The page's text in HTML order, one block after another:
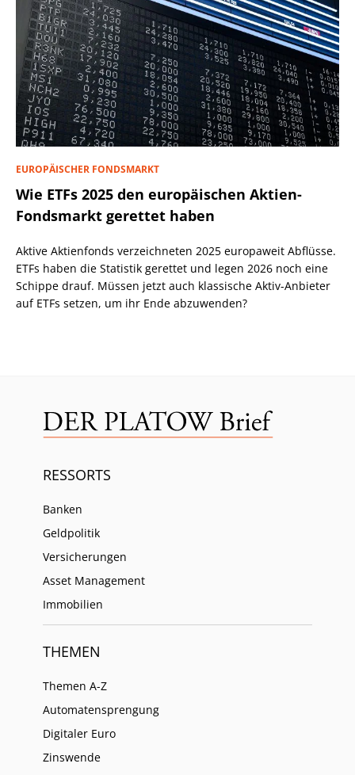
EUROPÄISCHER FONDSMARKT
Wie ETFs 2025 den europäischen Aktien-
Fondsmarkt gerettet haben
Aktive Aktienfonds verzeichneten 2025 europaweit Abflüsse.
ETFs haben die Statistik gerettet und legen 2026 noch eine
Schippe drauf. Müssen jetzt auch klassische Aktiv-Anbieter
auf ETFs setzen, um ihr Ende abzuwenden?
RESSORTS
Banken
Geldpolitik
Versicherungen
Asset Management
Immobilien
THEMEN
Themen A-Z
Automatensprengung
Digitaler Euro
Zinswende